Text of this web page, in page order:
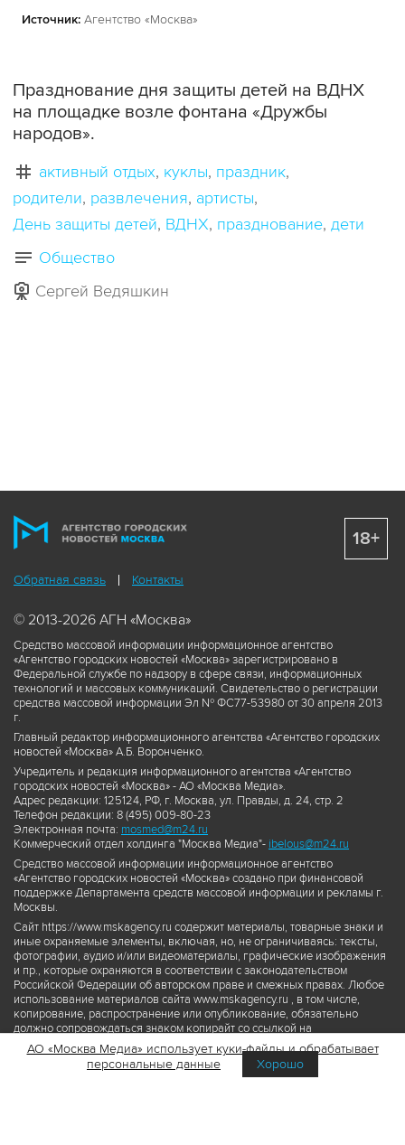
Источник: Агентство «Москва»
Празднование дня защиты детей на ВДНХ
на площадке возле фонтана «Дружбы
народов».
активный отдых куклы праздник
родители развлечения артисты
День защиты детей ВДНХ празднование дети
Общество
Сергей Ведяшкин
Обратная связь Контакты
© 2013-2026 АГН «Москва»
Средство массовой информации информационное агентство
«Агентство городских новостей «Москва» зарегистрировано в
Федеральной службе по надзору в сфере связи, информационных
технологий и массовых коммуникаций. Свидетельство о регистрации
средства массовой информации Эл № ФС77-53980 от 30 апреля 2013
г.
Главный редактор информационного агентства «Агентство городских
новостей «Москва» А.Б. Воронченко.
Учредитель и редакция информационного агентства «Агентство
городских новостей «Москва» - АО «Москва Медиа».
Адрес редакции: 125124, РФ, г. Москва, ул. Правды, д. 24, стр. 2
Телефон редакции: 8 (495) 009-80-23
Электронная почта: mosmed@m24.ru
Коммерческий отдел холдинга "Москва Медиа"- ibelous@m24.ru
Средство массовой информации информационное агентство
«Агентство городских новостей «Москва» создано при финансовой
поддержке Департамента средств массовой информации и рекламы г.
Москвы.
Сайт https://www.mskagency.ru содержит материалы, товарные знаки и
иные охраняемые элементы, включая, но, не ограничиваясь: тексты,
фотографии, аудио и/или видеоматериалы, графические изображения
и пр., которые охраняются в соответствии с законодательством
Российской Федерации об авторском праве и смежных правах. Любое
использование материалов сайта www.mskagency.ru , в том числе,
копирование, распространение или опубликование, обязательно
должно сопровождаться знаком копирайт со ссылкой на
правообладателя © АО «Москва Медиа», а также гиперссылкой на сайт
www.mskagency.ru как на первоисточник информации. Переработка
материалов сайта www.mskagency.ru не допускается.
18+
АО «Москва Медиа» использует куки-файлы и обрабатывает
персональные данные
Хорошо